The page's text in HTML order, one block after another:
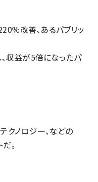
改善、あるパブリッ
収益が5倍になったパ
クノロジー、などの
。